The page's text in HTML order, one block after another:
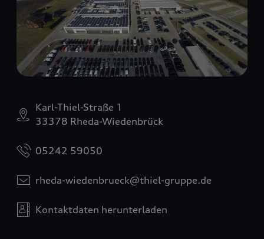
Karl-Thiel-Straße 1
33378 Rheda-Wiedenbrück
05242 59050
rheda-wiedenbrueck@thiel-gruppe.de
Kontaktdaten herunterladen